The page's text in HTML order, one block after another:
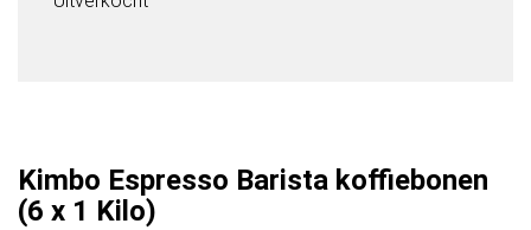
Kimbo Espresso Barista koffiebonen
(6 x 1 Kilo)